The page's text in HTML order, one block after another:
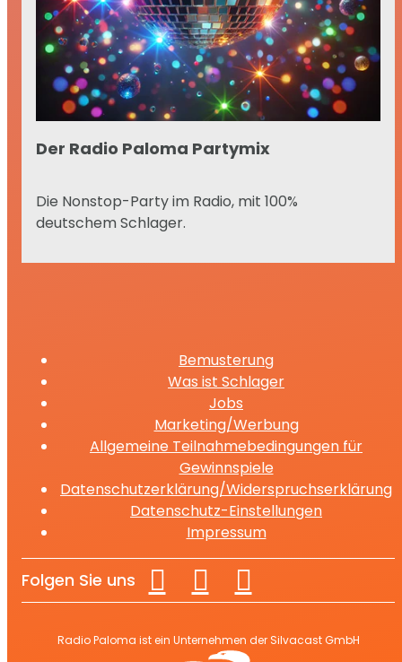
Der Radio Paloma Partymix
Die Nonstop-Party im Radio, mit 100%
deutschem Schlager.
Bemusterung
Was ist Schlager
Jobs
Marketing/Werbung
Allgemeine Teilnahmebedingungen für
Gewinnspiele
Datenschutzerklärung/Widerspruchserklärung
Datenschutz-Einstellungen
Impressum
Folgen Sie uns
Radio Paloma ist ein Unternehmen der Silvacast GmbH